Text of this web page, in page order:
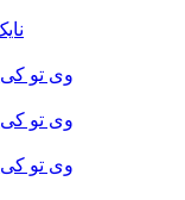
v2k / وی تو کی
v2k / وی تو کی
v2k / وی تو کی